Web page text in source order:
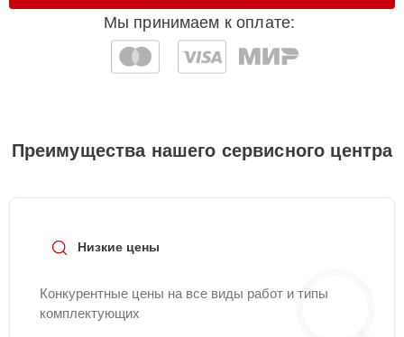
Мы принимаем к оплате:
Преимущества нашего сервисного центра
Низкие цены
Конкурентные цены на все виды работ и типы
комплектующих